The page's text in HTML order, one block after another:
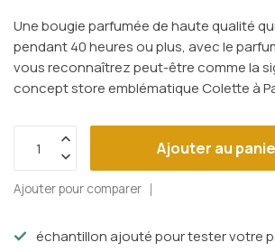
Une bougie parfumée de haute qualité
pendant 40 heures ou plus, avec le
vous reconnaîtrez peut-être comme la
concept store emblématique Colette à
Ajouter au
Ajouter pour comparer
échantillon ajouté pour tester votre